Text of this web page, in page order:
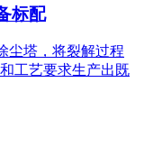
标配
尘塔，将裂解过程
工艺要求生产出既